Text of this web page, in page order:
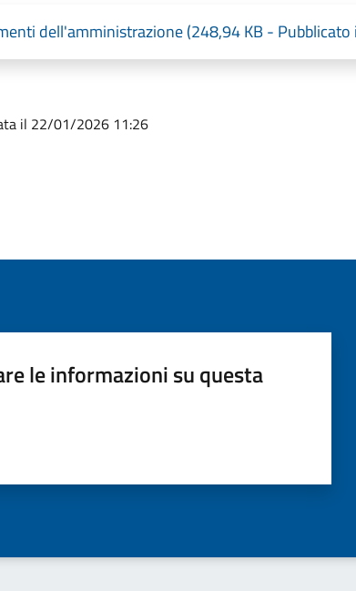
dell'amministrazione (248,94 KB -
il 22/01/2026 11:26
le informazioni su questa